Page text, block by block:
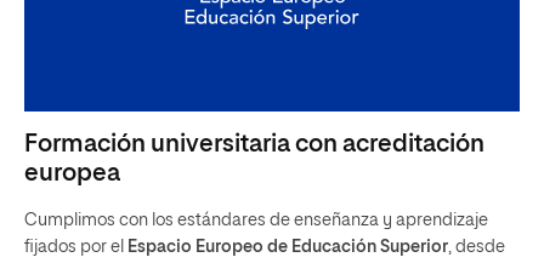
Formación universitaria con acreditación
europea
Cumplimos con los estándares de enseñanza y aprendizaje
fijados por el Espacio Europeo de Educación Superior, desde